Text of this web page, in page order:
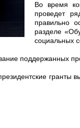
Во время
проведет
правильно
разделе
социальных
поддержанных
гранты